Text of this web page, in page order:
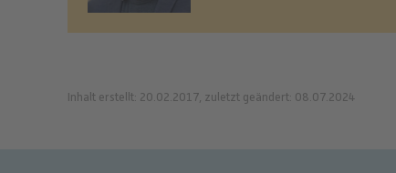
Inhalt erstellt: 20.02.2017, zuletzt geändert: 08.07.2024